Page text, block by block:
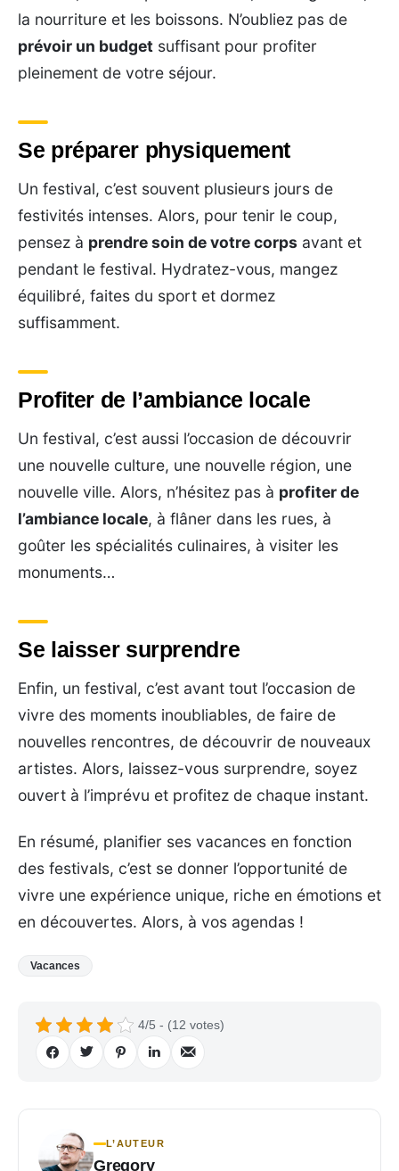
la nourriture et les boissons. N’oubliez pas de
prévoir un budget suffisant pour profiter
pleinement de votre séjour.
Se préparer physiquement
Un festival, c’est souvent plusieurs jours de
festivités intenses. Alors, pour tenir le coup,
pensez à prendre soin de votre corps avant et
pendant le festival. Hydratez-vous, mangez
équilibré, faites du sport et dormez
suffisamment.
Profiter de l’ambiance locale
Un festival, c’est aussi l’occasion de découvrir
une nouvelle culture, une nouvelle région, une
nouvelle ville. Alors, n’hésitez pas à profiter de
l’ambiance locale, à flâner dans les rues, à
goûter les spécialités culinaires, à visiter les
monuments…
Se laisser surprendre
Enfin, un festival, c’est avant tout l’occasion de
vivre des moments inoubliables, de faire de
nouvelles rencontres, de découvrir de nouveaux
artistes. Alors, laissez-vous surprendre, soyez
ouvert à l’imprévu et profitez de chaque instant.
En résumé, planifier ses vacances en fonction
des festivals, c’est se donner l’opportunité de
vivre une expérience unique, riche en émotions et
en découvertes. Alors, à vos agendas !
Vacances
4/5 - (12 votes)
L’AUTEUR
Gregory